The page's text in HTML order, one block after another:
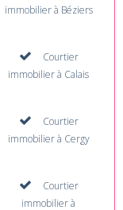
immobilier à Béziers
Courtier
immobilier à Calais
Courtier
immobilier à Cergy
Courtier
immobilier à